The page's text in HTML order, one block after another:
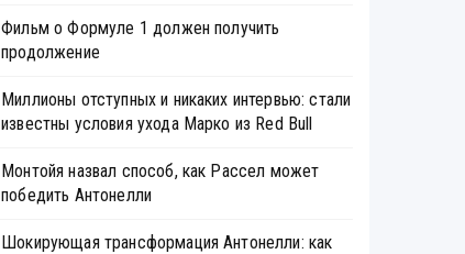
Фильм о Формуле 1 должен получить
продолжение
Миллионы отступных и никаких интервью: стали
известны условия ухода Марко из Red Bull
Монтойя назвал способ, как Рассел может
победить Антонелли
Шокирующая трансформация Антонелли: как